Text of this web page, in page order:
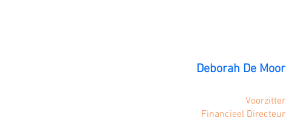
Deborah De Moor
Voorzitter
Financieel Directeur